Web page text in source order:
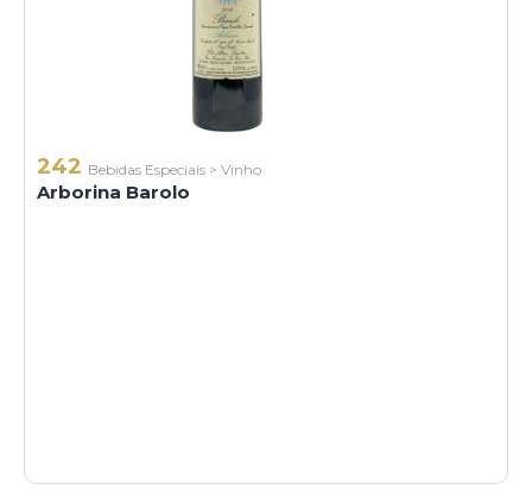
242 Bebidas Especiais > Vinho
Arborina Barolo